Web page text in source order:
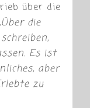
über die
Über die
Es ist
aber
zu